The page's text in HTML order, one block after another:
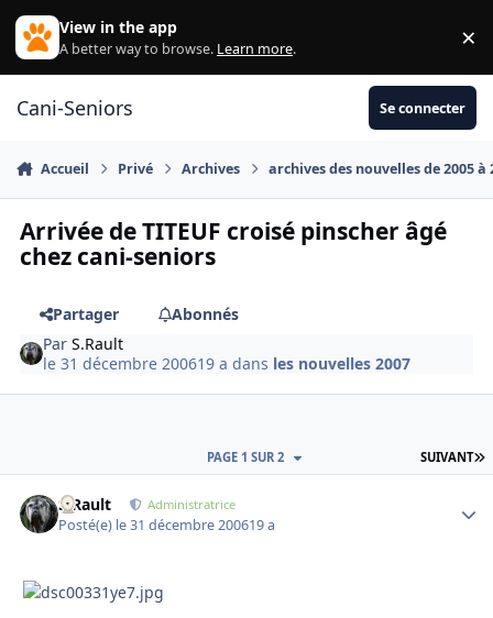
Aller au contenu
View in the app
A better way to browse. Learn more. ×
Cani-Seniors Se connecter
Accueil Privé Archives archives des nouvelles de 2005 à
Arrivée de TITEUF croisé pinscher âgé
chez cani-seniors
Partager
Abonnés
ParS.Rault
le 31 décembre 200619 a dans les nouvelles 2007
SUIVANT
PAGE 1 SUR 2
S.Rault Administratrice
Posté(e) le 31 décembre 200619 a